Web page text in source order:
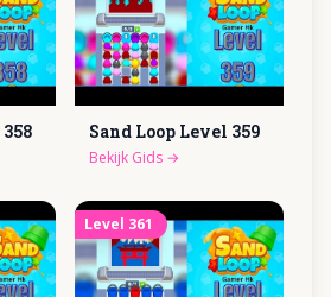
358 Sand Loop Level 359
Bekijk Gids →
Level 361